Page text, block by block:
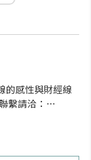
的感性與財經線
繫請洽：